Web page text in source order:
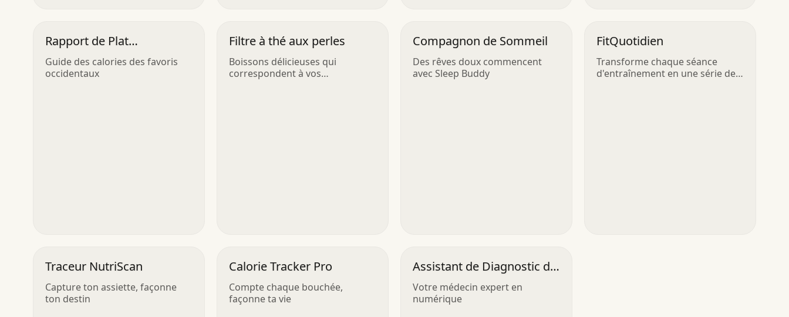
Rapport de Plat
Nutritionnel
Guide des calories des favoris
occidentaux
Filtre à thé aux perles
Boissons délicieuses qui
correspondent à vos
Compagnon de Sommeil
Des rêves doux commencent
avec Sleep Buddy
FitQuotidien
Transforme chaque séance
d'entraînement en une série de
Traceur NutriScan
Capture ton assiette, façonne
ton destin
Calorie Tracker Pro
Compte chaque bouchée,
façonne ta vie
Assistant de Diagnostic de
Santé
Votre médecin expert en
numérique